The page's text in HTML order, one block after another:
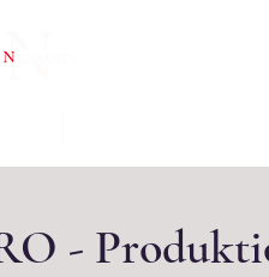
-